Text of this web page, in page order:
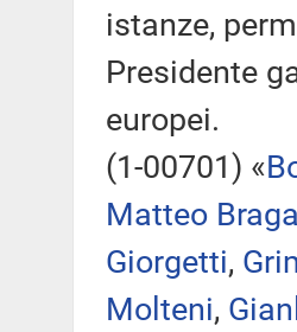
istanze,
Presidente
europei.
(1-00701) «
Matteo
Giorgetti,
Molteni,